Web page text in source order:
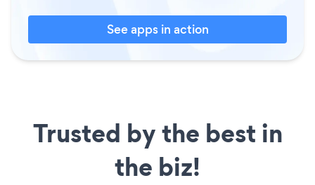
See apps in action
Trusted by the best in
the biz!